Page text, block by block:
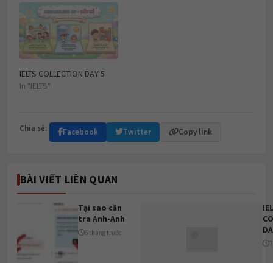
IELTS COLLECTION DAY 5
In "IELTS"
Chia sẻ: Facebook Twitter Copy link
BÀI VIẾT LIÊN QUAN
Tại sao cần
tra Anh-Anh
6 tháng trước